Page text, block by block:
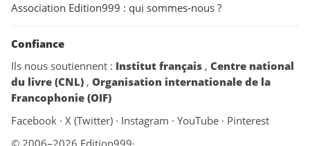
Association Edition999 : qui sommes-nous ?
Confiance
Ils nous soutiennent : Institut français , Centre national
du livre (CNL) , Organisation internationale de la
Francophonie (OIF)
Facebook · X (Twitter) · Instagram · YouTube · Pinterest